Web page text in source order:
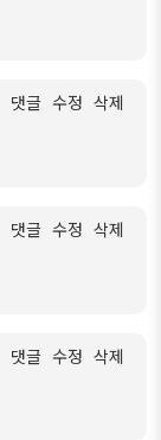
댓글 수정 삭제
댓글 수정 삭제
댓글 수정 삭제